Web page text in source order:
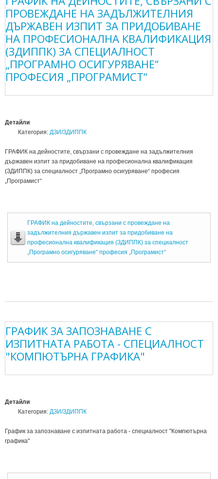
ПРОВЕЖДАНЕ НА ЗАДЪЛЖИТЕЛНИЯ
ДЪРЖАВЕН ИЗПИТ ЗА ПРИДОБИВАНЕ
НА ПРОФЕСИОНАЛНА КВАЛИФИКАЦИЯ
(ЗДИППК) ЗА СПЕЦИАЛНОСТ
„ПРОГРАМНО ОСИГУРЯВАНЕ“
ПРОФЕСИЯ „ПРОГРАМИСТ“
Детайли
Категория: ДЗИ/ЗДИППК
ГРАФИК на дейностите, свързани с провеждане на задължителния
държавен изпит за придобиване на професионална квалификация
(ЗДИППК) за специалност „Програмно осигуряване“ професия
„Програмист“
ГРАФИК на дейностите, свързани с провеждане на
задължителния държавен изпит за придобиване на
професионална квалификация (ЗДИППК) за специалност
„Програмно осигуряване“ професия „Програмист“
ГРАФИК ЗА ЗАПОЗНАВАНЕ С
ИЗПИТНАТА РАБОТА - СПЕЦИАЛНОСТ
"КОМПЮТЪРНА ГРАФИКА"
Детайли
Категория: ДЗИ/ЗДИППК
График за запознаване с изпитната работа - специалност "Компютърна
графика"